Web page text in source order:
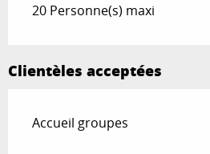
20 Personne(s) maxi
Clientèles acceptées
Accueil groupes